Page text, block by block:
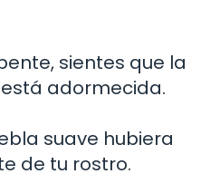
sientes que la
adormecida.
suave hubiera
de tu rostro.